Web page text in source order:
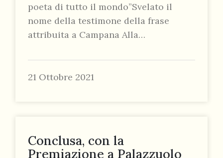
poeta di tutto il mondo”Svelato il
nome della testimone della frase
attribuita a Campana Alla…
21 Ottobre 2021
Conclusa, con la
Premiazione a Palazzuolo